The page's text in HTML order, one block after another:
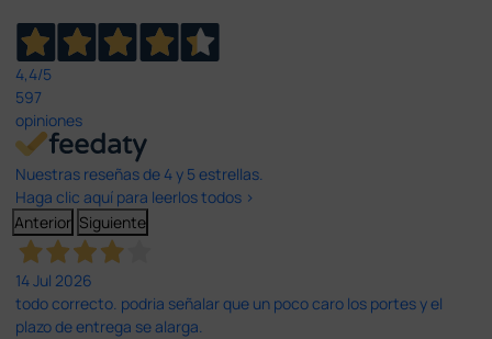
4,4/5
597
opiniones
Nuestras reseñas de 4 y 5 estrellas.
Haga clic aquí para leerlos todos >
Anterior Siguiente
14 Jul 2026
todo correcto. podria señalar que un poco caro los portes y el
plazo de entrega se alarga.